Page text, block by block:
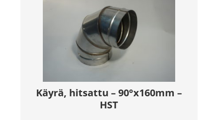
Käyrä, hitsattu – 90°x160mm –
HST